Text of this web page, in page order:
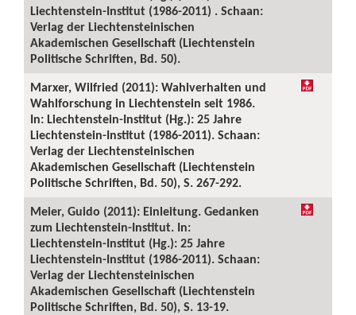
Liechtenstein-Institut (1986-2011) . Schaan:
Verlag der Liechtensteinischen
Akademischen Gesellschaft (Liechtenstein
Politische Schriften, Bd. 50).
Marxer, Wilfried (2011): Wahlverhalten und
Wahlforschung in Liechtenstein seit 1986.
In: Liechtenstein-Institut (Hg.): 25 Jahre
Liechtenstein-Institut (1986-2011). Schaan:
Verlag der Liechtensteinischen
Akademischen Gesellschaft (Liechtenstein
Politische Schriften, Bd. 50), S. 267-292.
Meier, Guido (2011): Einleitung. Gedanken
zum Liechtenstein-Institut. In:
Liechtenstein-Institut (Hg.): 25 Jahre
Liechtenstein-Institut (1986-2011). Schaan:
Verlag der Liechtensteinischen
Akademischen Gesellschaft (Liechtenstein
Politische Schriften, Bd. 50), S. 13-19.